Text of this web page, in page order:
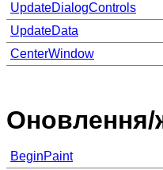
UpdateDialogControls
UpdateData
CenterWindow
Оновлення/
BeginPaint